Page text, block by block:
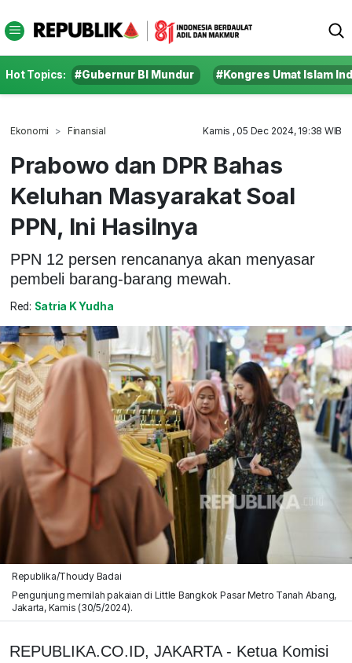
Hot Topics: #Gubernur BI Mundur #Kongres Umat Islam
Ekonomi Finansial Kamis , 05 Dec 2024, 19:38 WIB
Prabowo dan DPR Bahas
Keluhan Masyarakat Soal
PPN, Ini Hasilnya
PPN 12 persen rencananya akan menyasar
pembeli barang-barang mewah.
Red: Satria K Yudha
Republika/Thoudy Badai
Pengunjung memilah pakaian di Little Bangkok Pasar Metro Tanah Abang,
Jakarta, Kamis (30/5/2024).
REPUBLIKA.CO.ID, JAKARTA - Ketua Komisi